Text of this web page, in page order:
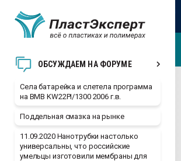
ОБСУЖДАЕМ НА ФОРУМЕ
Села батарейка и слетела программа
на BMB KW22PI/1300 2006 г.в.
Поддельная смазка на рынке
11.09.2020 Нанотрубки настолько
универсальны, что российские
умельцы изготовили мембраны для